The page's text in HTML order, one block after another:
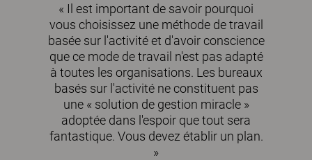
« Il est important de savoir pourquoi
vous choisissez une méthode de travail
basée sur l'activité et d'avoir conscience
que ce mode de travail n'est pas adapté
à toutes les organisations. Les bureaux
basés sur l'activité ne constituent pas
une « solution de gestion miracle »
adoptée dans l'espoir que tout sera
fantastique. Vous devez établir un plan.
»